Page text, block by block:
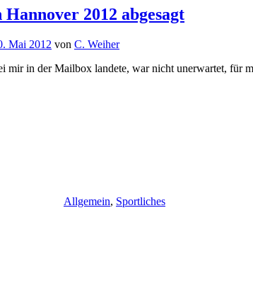
2012 abgesagt
Mai 2012 von C. Weiher
mir in der Mailbox landete, war nicht unerwartet, für
Allgemein, Sportliches